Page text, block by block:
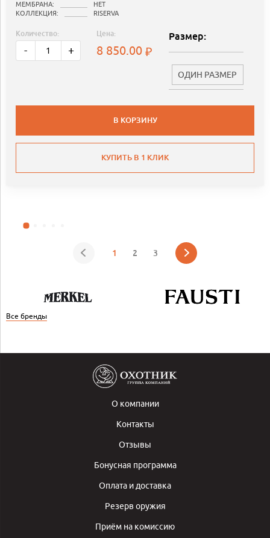
МЕМБРАНА:
НЕТ
КОЛЛЕКЦИЯ:
RISERVA
Количество:
- +
Цена:
8 850.00
Размер:
ОДИН РАЗМЕР
В КОРЗИНУ
КУПИТЬ В 1 КЛИК
1 2 3
Все бренды
О компании
Контакты
Отзывы
Бонусная программа
Оплата и доставка
Резерв оружия
Приём на комиссию